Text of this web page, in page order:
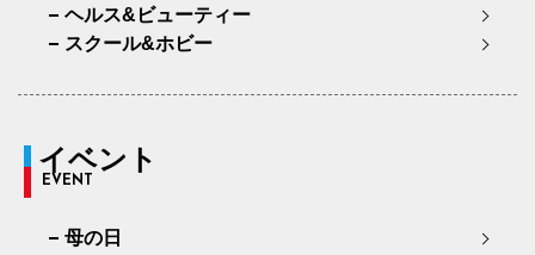
ヘルス&ビューティー
スクール&ホビー
イベント
EVENT
母の日